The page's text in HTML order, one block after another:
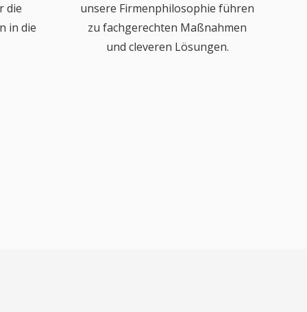
die
in die
unsere Firmenphilosophie führen
zu fachgerechten Maßnahmen
und cleveren Lösungen.